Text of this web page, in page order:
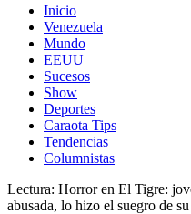
Inicio
Venezuela
Mundo
EEUU
Sucesos
Show
Deportes
Caraota Tips
Tendencias
Columnistas
Lectura: Horror en El Tigre:
abusada, lo hizo el suegro de